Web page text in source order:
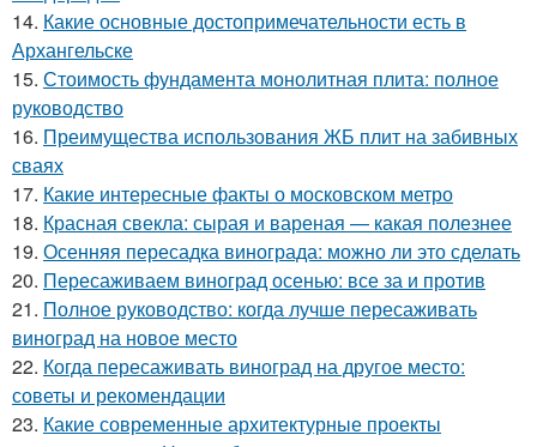
14. Какие основные достопримечательности есть в
Архангельске
15. Стоимость фундамента монолитная плита: полное
руководство
16. Преимущества использования ЖБ плит на забивных
сваях
17. Какие интересные факты о московском метро
18. Красная свекла: сырая и вареная — какая полезнее
19. Осенняя пересадка винограда: можно ли это сделать
20. Пересаживаем виноград осенью: все за и против
21. Полное руководство: когда лучше пересаживать
виноград на новое место
22. Когда пересаживать виноград на другое место:
советы и рекомендации
23. Какие современные архитектурные проекты